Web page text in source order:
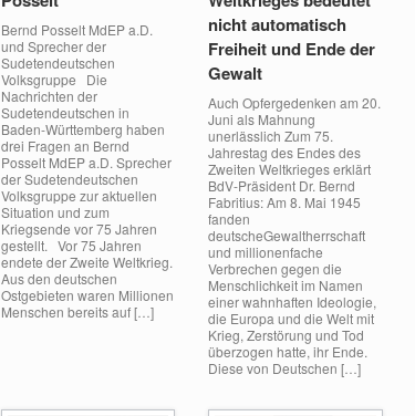
Bernd Posselt MdEP a.D.
und Sprecher der
Sudetendeutschen
Volksgruppe Die
Nachrichten der
Sudetendeutschen in
Baden-Württemberg haben
drei Fragen an Bernd
Posselt MdEP a.D. Sprecher
der Sudetendeutschen
Volksgruppe zur aktuellen
Situation und zum
Kriegsende vor 75 Jahren
gestellt. Vor 75 Jahren
endete der Zweite Weltkrieg.
Aus den deutschen
Ostgebieten waren Millionen
Menschen bereits auf […]
nicht automatisch
Freiheit und Ende der
Gewalt
Auch Opfergedenken am 20.
Juni als Mahnung
unerlässlich Zum 75.
Jahrestag des Endes des
Zweiten Weltkrieges erklärt
BdV-Präsident Dr. Bernd
Fabritius: Am 8. Mai 1945
fanden
deutscheGewaltherrschaft
und millionenfache
Verbrechen gegen die
Menschlichkeit im Namen
einer wahnhaften Ideologie,
die Europa und die Welt mit
Krieg, Zerstörung und Tod
überzogen hatte, ihr Ende.
Diese von Deutschen […]